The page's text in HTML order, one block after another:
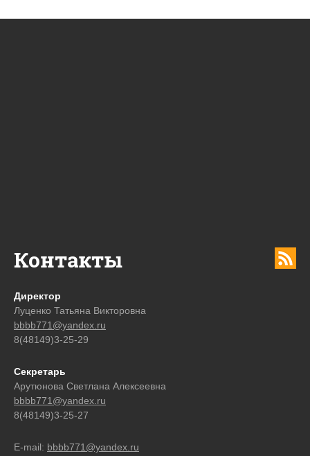
Контакты
Директор
Луценко Татьяна Викторовна
bbbb771@yandex.ru
8(48149)3-25-29
Секретарь
Арутюнова Светлана Алексеевна
bbbb771@yandex.ru
8(48149)3-25-27
E-mail: bbbb771@yandex.ru